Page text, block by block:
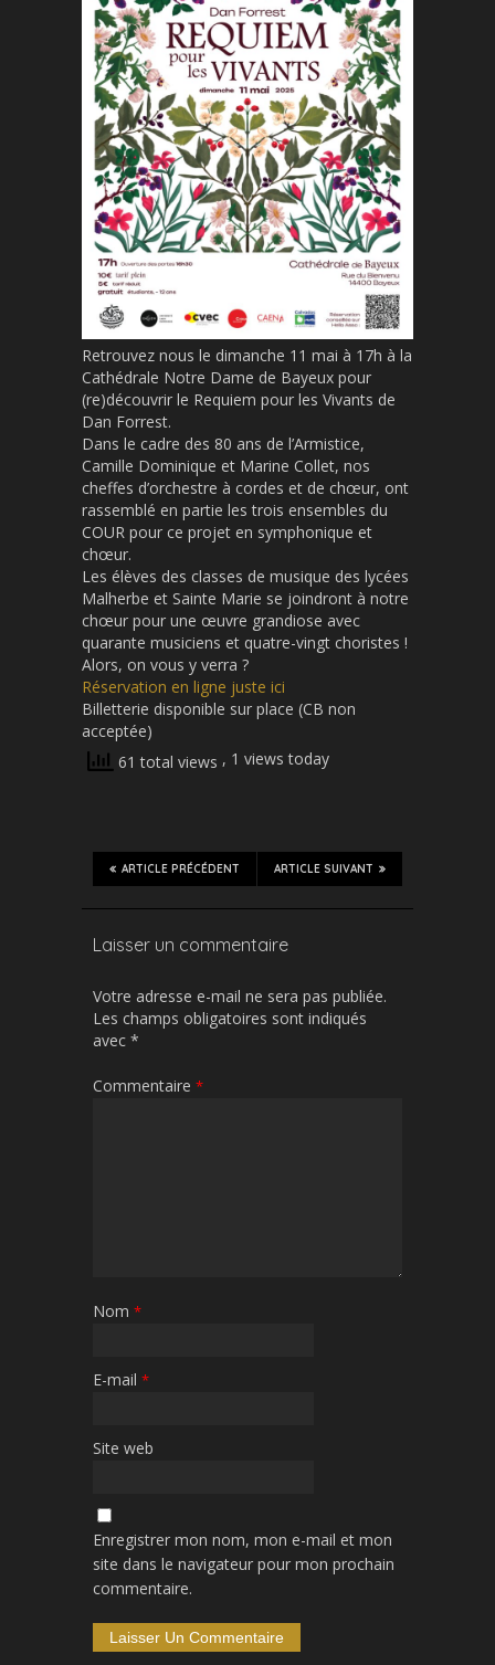
Retrouvez nous le dimanche 11 mai à 17h à la
Cathédrale Notre Dame de Bayeux pour
(re)découvrir le Requiem pour les Vivants de
Dan Forrest.
Dans le cadre des 80 ans de l’Armistice,
Camille Dominique et Marine Collet, nos
cheffes d’orchestre à cordes et de chœur, ont
rassemblé en partie les trois ensembles du
COUR pour ce projet en symphonique et
chœur.
Les élèves des classes de musique des lycées
Malherbe et Sainte Marie se joindront à notre
chœur pour une œuvre grandiose avec
quarante musiciens et quatre-vingt choristes !
Alors, on vous y verra ?
Réservation en ligne juste ici
Billetterie disponible sur place (CB non
acceptée)
61 total views , 1 views today
ARTICLE SUIVANT
ARTICLE PRÉCÉDENT
Laisser un commentaire
Votre adresse e-mail ne sera pas publiée.
Les champs obligatoires sont indiqués
avec *
Commentaire *
Nom *
E-mail *
Site web
Enregistrer mon nom, mon e-mail et mon
site dans le navigateur pour mon prochain
commentaire.